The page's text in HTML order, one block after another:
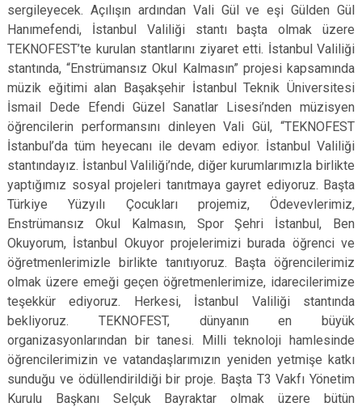
sergileyecek. Açılışın ardından Vali Gül ve eşi Gülden Gül
Hanımefendi, İstanbul Valiliği stantı başta olmak üzere
TEKNOFEST’te kurulan stantlarını ziyaret etti. İstanbul Valiliği
stantında, “Enstrümansız Okul Kalmasın” projesi kapsamında
müzik eğitimi alan Başakşehir İstanbul Teknik Üniversitesi
İsmail Dede Efendi Güzel Sanatlar Lisesi’nden müzisyen
öğrencilerin performansını dinleyen Vali Gül, “TEKNOFEST
İstanbul’da tüm heyecanı ile devam ediyor. İstanbul Valiliği
stantındayız. İstanbul Valiliği’nde, diğer kurumlarımızla birlikte
yaptığımız sosyal projeleri tanıtmaya gayret ediyoruz. Başta
Türkiye Yüzyılı Çocukları projemiz, Ödevevlerimiz,
Enstrümansız Okul Kalmasın, Spor Şehri İstanbul, Ben
Okuyorum, İstanbul Okuyor projelerimizi burada öğrenci ve
öğretmenlerimizle birlikte tanıtıyoruz. Başta öğrencilerimiz
olmak üzere emeği geçen öğretmenlerimize, idarecilerimize
teşekkür ediyoruz. Herkesi, İstanbul Valiliği stantında
bekliyoruz. TEKNOFEST, dünyanın en büyük
organizasyonlarından bir tanesi. Milli teknoloji hamlesinde
öğrencilerimizin ve vatandaşlarımızın yeniden yetmişe katkı
sunduğu ve ödüllendirildiği bir proje. Başta T3 Vakfı Yönetim
Kurulu Başkanı Selçuk Bayraktar olmak üzere bütün